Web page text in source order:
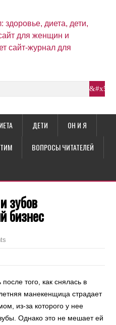
ДЕТИ ОН И Я
ВОПРОСЫ ЧИТАТЕЛЕЙ
зубов
бизнес
того, как снялась в
манекенщица страдает
из-за которого у нее
Однако это не мешает ей